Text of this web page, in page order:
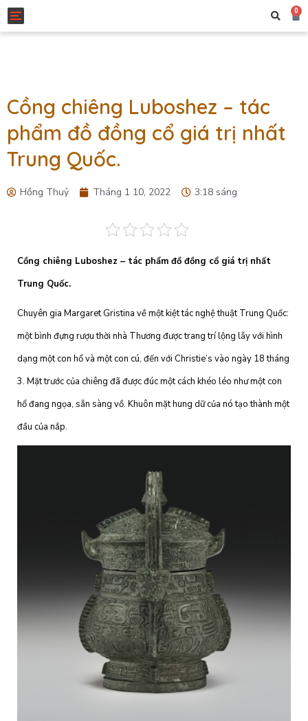
Toggle navigation 0
Cồng chiêng Luboshez – tác
phẩm đồ đồng cổ giá trị nhất
Trung Quốc.
Hồng Thuỷ Tháng 1 10, 2022 3:18 sáng
Cồng chiêng Luboshez – tác phẩm đồ đồng cổ giá trị nhất
Trung Quốc.
Chuyên gia Margaret Gristina về một kiệt tác nghệ thuật Trung Quốc:
một bình đựng rượu thời nhà Thương được trang trí lộng lẫy với hình
dạng một con hổ và một con cú, đến với Christie’s vào ngày 18 tháng
3. Mặt trước của chiêng đã được đúc một cách khéo léo như một con
hổ đang ngọa, sẵn sàng vồ. Khuôn mặt hung dữ của nó tạo thành một
đầu của nắp.